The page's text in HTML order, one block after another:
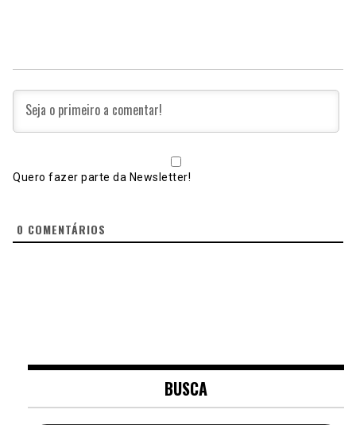
Quero fazer parte da Newsletter!
0 COMENTÁRIOS
BUSCA